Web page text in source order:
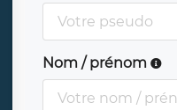
Nom / prénom